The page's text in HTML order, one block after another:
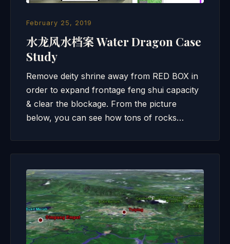
February 25, 2019
水龙风水档案 Water Dragon Case
Study
Remove deity shrine away from RED BOX in
order to expand frontage feng shui capacity
& clear the blockage. From the picture
below, you can see how tons of rocks…